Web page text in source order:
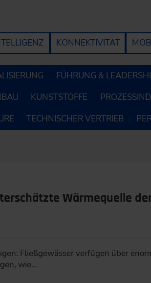
KONNEKTIVITÄT
FÜHRUNG &
KUNSTSTOFFE
TECHNISCHER VERTRIEB
Wärmequelle
Fließgewässer verfügen über
wie…